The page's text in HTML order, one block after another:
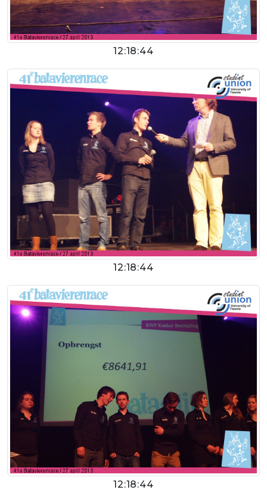
12:18:44
12:18:44
12:18:44